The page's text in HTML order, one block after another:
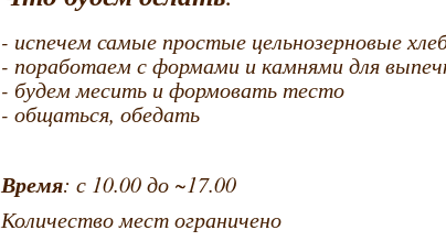
- испечем самые простые цельнозерновые
- поработаем с формами и камнями для
- будем месить и формовать тесто
- общаться, обедать
Время: с 10.00 до ~17.00
Количество мест ограничено